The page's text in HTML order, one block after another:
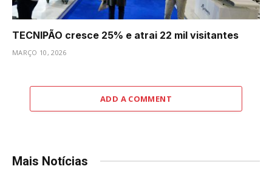
TECNIPÃO cresce 25% e atrai 22 mil visitantes
MARÇO 10, 2026
ADD A COMMENT
Mais Notícias